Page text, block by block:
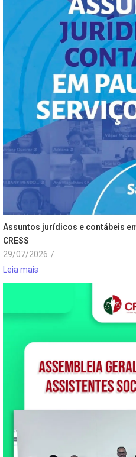
Assuntos jurídicos e contábeis
CRESS
29/07/2026 /
Leia mais